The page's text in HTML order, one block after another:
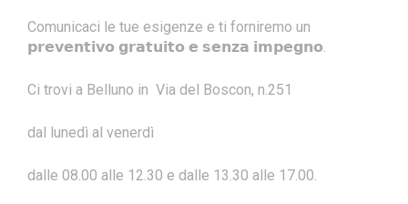
Comunicaci le tue esigenze e ti forniremo un
𝗽𝗿𝗲𝘃𝗲𝗻𝘁𝗶𝘃𝗼 𝗴𝗿𝗮𝘁𝘂𝗶𝘁𝗼 𝗲 𝘀𝗲𝗻𝘇𝗮 𝗶𝗺𝗽𝗲𝗴𝗻𝗼.
Ci trovi a Belluno in Via del Boscon, n.251
dal lunedì al venerdì
dalle 08.00 alle 12.30 e dalle 13.30 alle 17.00.